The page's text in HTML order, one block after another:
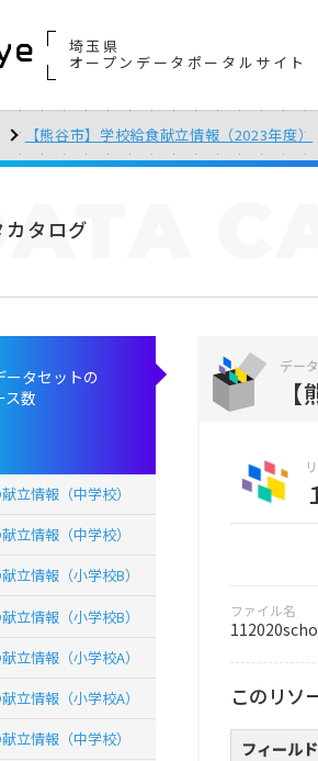
埼玉県
オープンデータポータルサイト
【熊谷市】学校給食献立情報（2023年度）
カタログ
デー
ファイル名
このリソ
フィールド
ータセットの
ス数
立情報（中学校）
立情報（中学校）
立情報（小学校B）
立情報（小学校B）
立情報（小学校A）
立情報（小学校A）
立情報（中学校）